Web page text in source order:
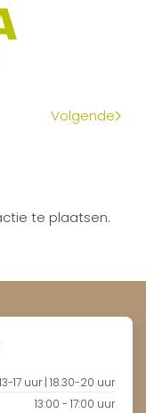
Volgende
te plaatsen.
13-17 uur | 18.30-20 uur
13:00 - 17:00 uur